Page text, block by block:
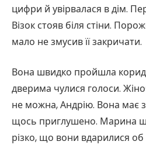
цифри й увірвалася в дім.
Візок стояв біля стіни.
мало не змусив її закричати.
Вона швидко пройшла
дверима чулися голоси.
не можна, Андрію. Вона має
щось приглушено. Марина
різко, що вони вдарилися об